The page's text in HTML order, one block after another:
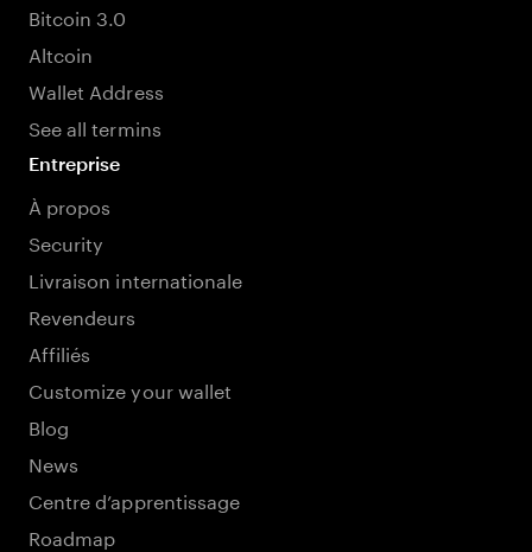
Bitcoin 3.0
Altcoin
Wallet Address
See all termins
Entreprise
À propos
Security
Livraison internationale
Revendeurs
Affiliés
Customize your wallet
Blog
News
Centre d’apprentissage
Roadmap